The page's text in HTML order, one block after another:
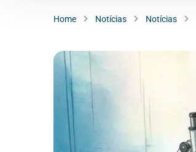
Home Notícias Notícias